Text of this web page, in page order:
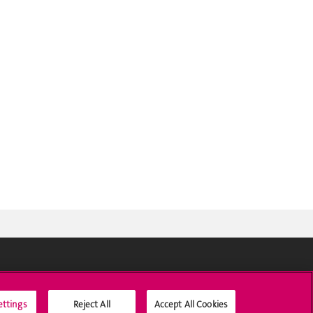
Reject All Accept All Cookies